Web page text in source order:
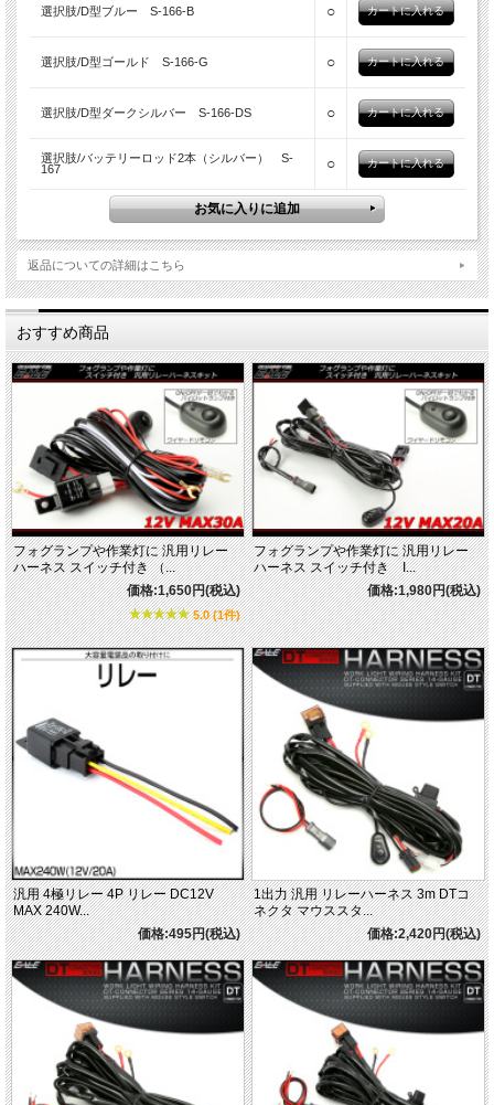
選択肢/D型ブルー S-166-B ○
選択肢/D型ゴールド S-166-G ○
選択肢/D型ダークシルバー S-166-DS ○
選択肢/バッテリーロッド2本（シルバー） S-
167
○
返品についての詳細はこちら
おすすめ商品
フォグランプや作業灯に 汎用リレー
ハーネス スイッチ付き （...
価格:1,650円(税込)
5.0 (1件)
フォグランプや作業灯に 汎用リレー
ハーネス スイッチ付き I...
価格:1,980円(税込)
汎用 4極リレー 4P リレー DC12V
MAX 240W...
価格:495円(税込)
1出力 汎用 リレーハーネス 3m DTコ
ネクタ マウススタ...
価格:2,420円(税込)